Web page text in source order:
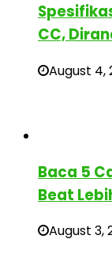
CC,
August 4,
Baca 5
Beat
August 3,